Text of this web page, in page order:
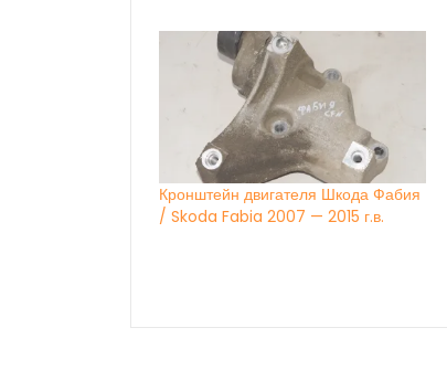
Кронштейн двигателя Шкода Фабия
/ Skoda Fabia 2007 — 2015 г.в.